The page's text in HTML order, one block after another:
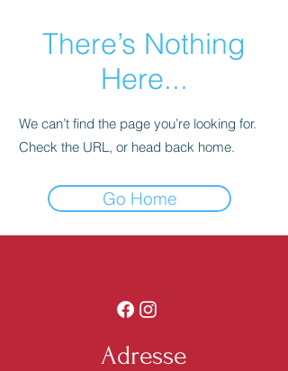
There’s Nothing
Here...
We can’t find the page you’re looking for.
Check the URL, or head back home.
Go Home
Adresse